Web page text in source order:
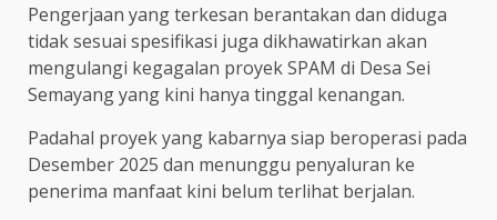
Pengerjaan yang terkesan berantakan dan diduga
tidak sesuai spesifikasi juga dikhawatirkan akan
mengulangi kegagalan proyek SPAM di Desa Sei
Semayang yang kini hanya tinggal kenangan.
Padahal proyek yang kabarnya siap beroperasi pada
Desember 2025 dan menunggu penyaluran ke
penerima manfaat kini belum terlihat berjalan.